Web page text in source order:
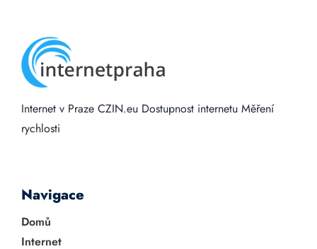
Internet v Praze CZIN.eu Dostupnost internetu Měření
rychlosti
Navigace
Domů
Internet